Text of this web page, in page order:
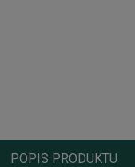
POPIS PRODUKTU